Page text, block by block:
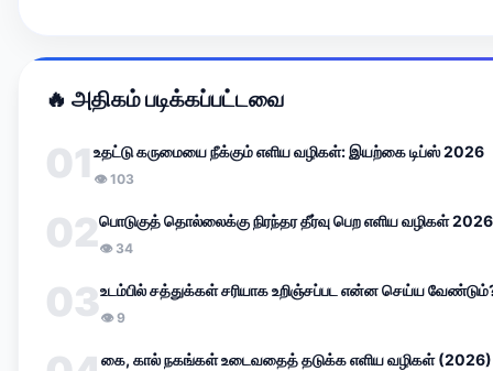
🔥 அதிகம் படிக்கப்பட்டவை
01 உதட்டு கருமையை நீக்கும் எளிய வழிகள்: இயற்கை டிப்ஸ் 2026
👁 103
02பொடுகுத் தொல்லைக்கு நிரந்தர தீர்வு பெற எளிய வழிகள் 2026
👁 34
03உடம்பில் சத்துக்கள் சரியாக உறிஞ்சப்பட என்ன செய்ய
👁 9
கை, கால் நகங்கள் உடைவதைத் தடுக்க எளிய வழிகள் (2026)